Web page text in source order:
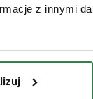
z innymi